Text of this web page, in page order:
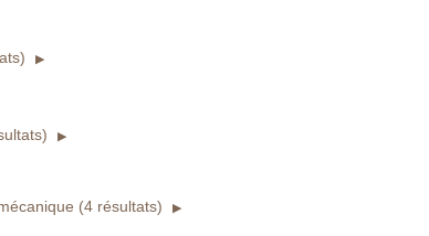
(4 résultats)